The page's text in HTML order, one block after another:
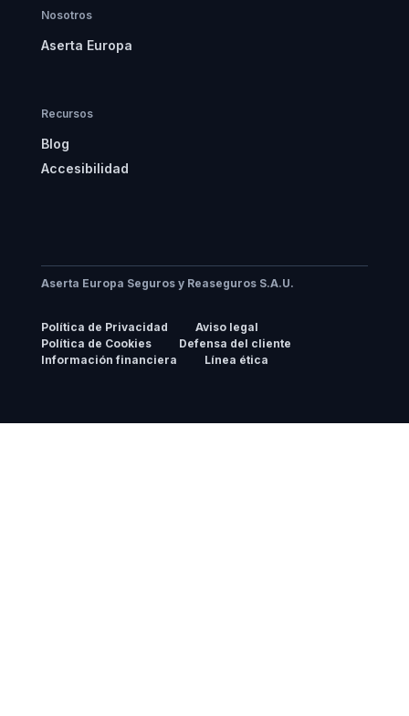
Nosotros
Aserta Europa
Recursos
Blog
Accesibilidad
Aserta Europa Seguros y Reaseguros S.A.U.
Política de Privacidad
Aviso legal
Política de Cookies
Defensa del cliente
Información financiera
Línea ética